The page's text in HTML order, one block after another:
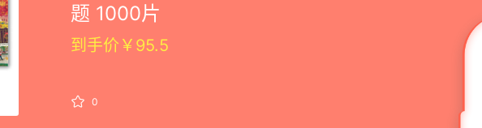
题 1000片
到手价￥95.5
0